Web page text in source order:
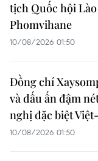
tịch Quốc hội
Phomvihane
10/08/2026 01:50
Đồng chí
và dấu ấn đậm
nghị đặc biệt
10/08/2026 01:50